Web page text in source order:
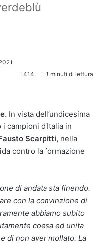
414
3 minuti di lettura
In vista dell’undicesima
campioni d’Italia in
Scarpitti, nella
contro la formazione
di andata sta finendo.
con la convinzione di
abbiamo subito
coesa ed unita
di non aver mollato. La